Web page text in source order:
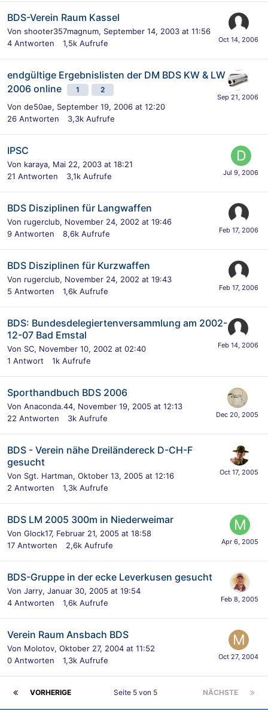
BDS-Verein Raum Kassel
Von shooter357magnum, September 14, 2003 at 11:56
4 Antworten 1,5k Aufrufe
endgültige Ergebnislisten der DM BDS KW & LW
2006 online
1 2
Von de50ae, September 19, 2006 at 12:20
26 Antworten 3,3k Aufrufe
IPSC
Von karaya, Mai 22, 2003 at 18:21
21 Antworten 3,1k Aufrufe
BDS Disziplinen für Langwaffen
Von rugerclub, November 24, 2002 at 19:46
9 Antworten 8,6k Aufrufe
BDS Disziplinen für Kurzwaffen
Von rugerclub, November 24, 2002 at 19:43
5 Antworten 1,6k Aufrufe
BDS: Bundesdelegiertenversammlung am 2002-
12-07 Bad Emstal
Von SC, November 10, 2002 at 02:40
1 Antwort 1k Aufrufe
Sporthandbuch BDS 2006
Von Anaconda.44, November 19, 2005 at 12:13
22 Antworten 3k Aufrufe
BDS - Verein nähe Dreiländereck D-CH-F
gesucht
Von Sgt. Hartman, Oktober 13, 2005 at 12:16
2 Antworten 1,3k Aufrufe
BDS LM 2005 300m in Niederweimar
Von Glock17, Februar 21, 2005 at 18:58
17 Antworten 2,6k Aufrufe
BDS-Gruppe in der ecke Leverkusen gesucht
Von Jarry, Januar 30, 2005 at 19:54
4 Antworten 1,6k Aufrufe
Verein Raum Ansbach BDS
Von Molotov, Oktober 27, 2004 at 11:52
0 Antworten 1,3k Aufrufe
VORHERIGE NÄCHSTE
Seite 5 von 5